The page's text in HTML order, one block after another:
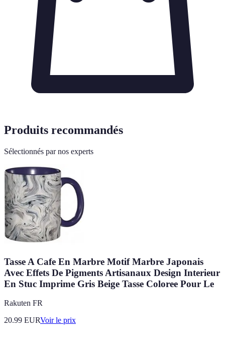
Produits recommandés
Sélectionnés par nos experts
Tasse A Cafe En Marbre Motif Marbre Japonais
Avec Effets De Pigments Artisanaux Design Interieur
En Stuc Imprime Gris Beige Tasse Coloree Pour Le
Rakuten FR
20.99 EURVoir le prix